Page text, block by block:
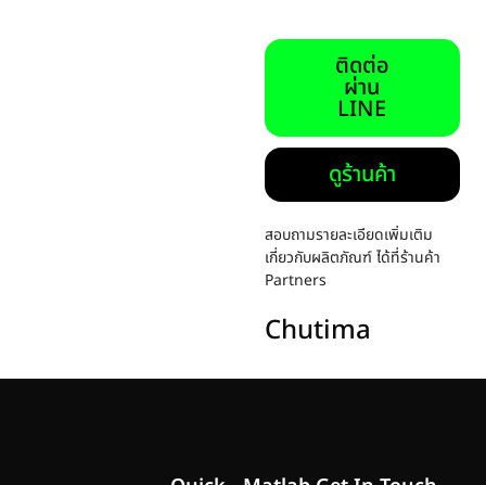
ติดต่อ
ผ่าน
LINE
ดูร้านค้า
สอบถามรายละเอียดเพิ่มเติม
เกี่ยวกับผลิตภัณฑ์ ได้ที่ร้านค้า
Partners
Chutima